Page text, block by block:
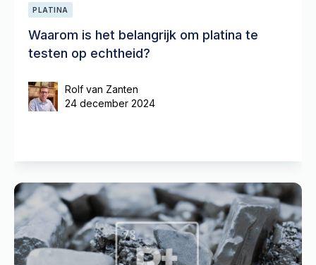
PLATINA
Waarom is het belangrijk om platina te
testen op echtheid?
Rolf van Zanten
24 december 2024